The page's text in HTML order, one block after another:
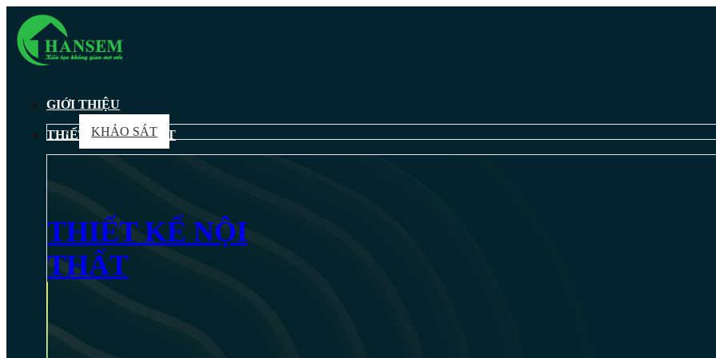
GIỚI THIỆU
KHẢO SÁT
THIẾT KẾ NỘI THẤT
THIẾT KẾ NỘI
THẤT